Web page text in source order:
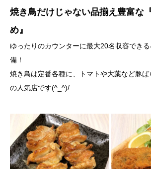
焼き鳥だけじゃない品揃え豊富な
め』
ゆったりのカウンターに最大20名収容でき
備！
焼き鳥は定番各種に、トマトや大葉など豚
の人気店です(^_^)/